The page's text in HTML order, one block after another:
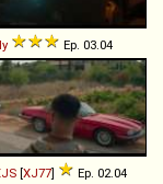
Ep. 03.04
[XJ77] Ep. 02.04